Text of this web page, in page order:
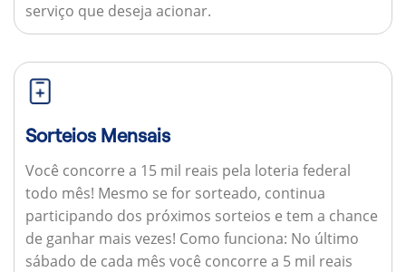
serviço que deseja acionar.
Sorteios Mensais
Você concorre a 15 mil reais pela loteria federal
todo mês! Mesmo se for sorteado, continua
participando dos próximos sorteios e tem a chance
de ganhar mais vezes! Como funciona: No último
sábado de cada mês você concorre a 5 mil reais